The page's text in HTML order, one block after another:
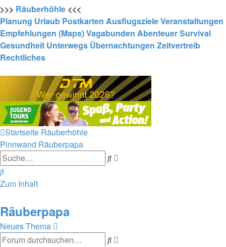
>>> Räuberhöhle <<<
Planung Urlaub Postkarten AusflugszieleVeranstaltungen
Empfehlungen (Maps)Vagabunden AbenteuerSurvival
Gesundheit Unterwegs Übernachtungen Zeitvertreib
Rechtliches
Startseite Räuberhöhle
Pinnwand Räuberpapa
Suche
Suche
Zum Inhalt
Räuberpapa
Neues Thema
Suche